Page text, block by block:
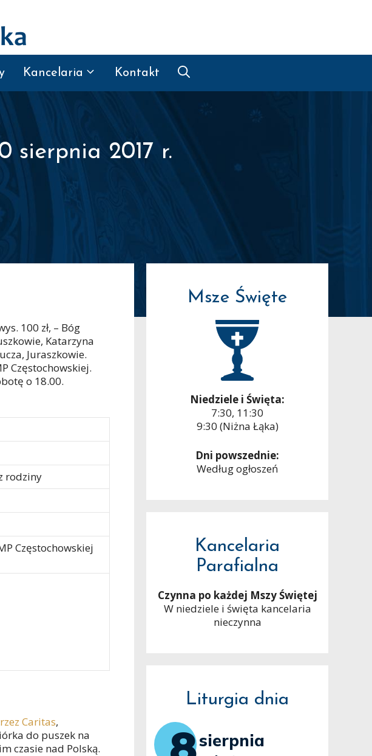
Kancelaria Kontakt
sierpnia 2017 r.
100 zł, – Bóg
Katarzyna
Juraszkowie.
Częstochowskiej.
o 18.00.
rodziny
Częstochowskiej
Caritas,
do puszek na
czasie nad Polską.
Msze Święte
Niedziele i Święta:
7:30, 11:30
9:30 (Niżna Łąka)
Dni powszednie:
Według ogłoszeń
Kancelaria
Parafialna
Czynna po każdej Mszy Świętej
W niedziele i święta kancelaria
nieczynna
Liturgia dnia